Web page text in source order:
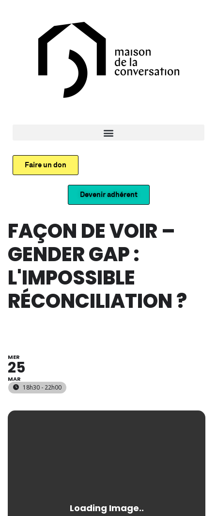
Faire un don
Devenir adhérent
FAÇON DE VOIR –
GENDER GAP :
L'IMPOSSIBLE
RÉCONCILIATION ?
MER
25
MAR
18h30 - 22h00